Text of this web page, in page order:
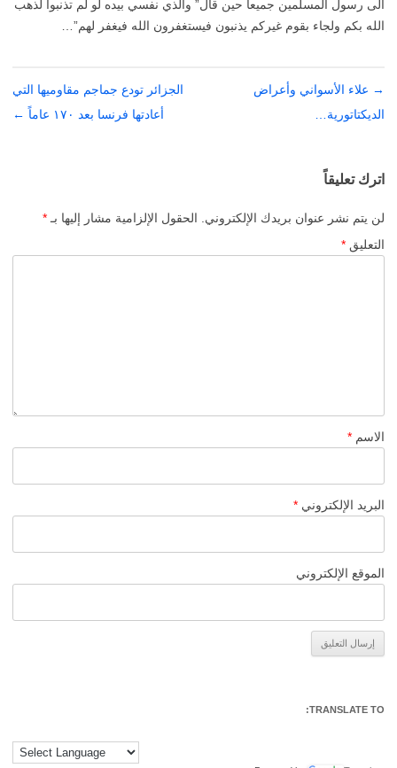
الى رسول المسلمين جميعا حين قال” والذي نفسي بيده لو لم تذنبوا لذهب
الله بكم ولجاء بقوم غيركم يذنبون فيستغفرون الله فيغفر لهم”…
تصفّح
المقالات
→ علاء الأسواني وأعراض
الديكتاتورية…
الجزائر تودع جماجم مقاوميها التي
أعادتها فرنسا بعد ١٧٠ عاماً
←
اترك تعليقاً
لن يتم نشر عنوان بريدك الإلكتروني. الحقول الإلزامية مشار إليها بـ *
التعليق *
الاسم *
البريد الإلكتروني *
الموقع الإلكتروني
TRANSLATE TO: